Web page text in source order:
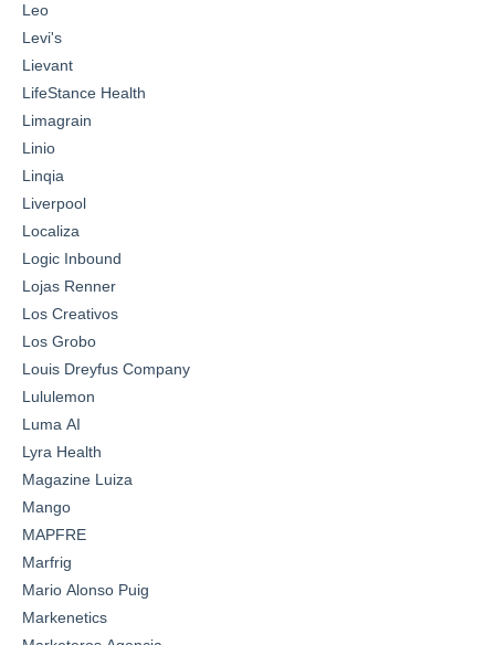
Leo
Levi's
Lievant
LifeStance Health
Limagrain
Linio
Linqia
Liverpool
Localiza
Logic Inbound
Lojas Renner
Los Creativos
Los Grobo
Louis Dreyfus Company
Lululemon
Luma AI
Lyra Health
Magazine Luiza
Mango
MAPFRE
Marfrig
Mario Alonso Puig
Markenetics